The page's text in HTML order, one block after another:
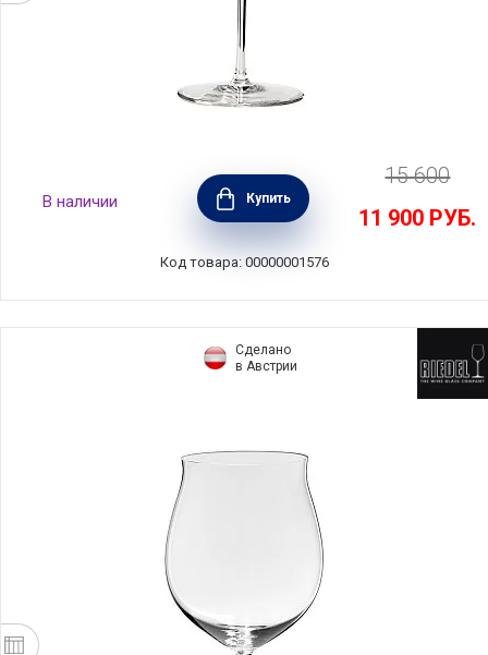
Бокал для красного вина Bordeaux Grand Cru
860 мл, хрусталь, Sommeliers, Riedel,
4400/00
В наличии Купить
15 600
11 900 РУБ.
Код товара: 00000001576
Сделано
в Австрии